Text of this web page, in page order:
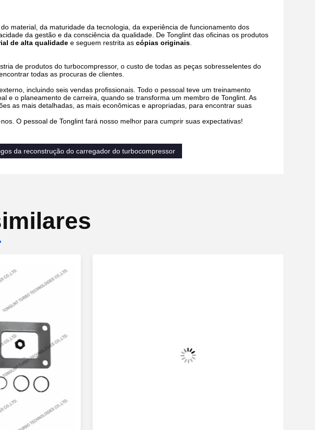
material, da maturidade da tecnologia, da experiência de funcionamento dos
da gestão e da consciência da qualidade. De Tonglint das oficinas os produtos
de alta qualidade e seguem restrita as cópias originais
de produtos do turbocompressor, o custo de todas as peças sobresselentes do
todas as procuras de clientes.
incluindo seis vendas profissionais. Todo o pessoal teve um treinamento
e o planeamento de carreira, quando se transforma um membro de Tonglint. As
as mais detalhadas, as mais econômicas e apropriadas, para encontrar suas
O pessoal de Tonglint fará nosso melhor para cumprir suas expectativas!
da reconstrução do carregador do turbocompressor